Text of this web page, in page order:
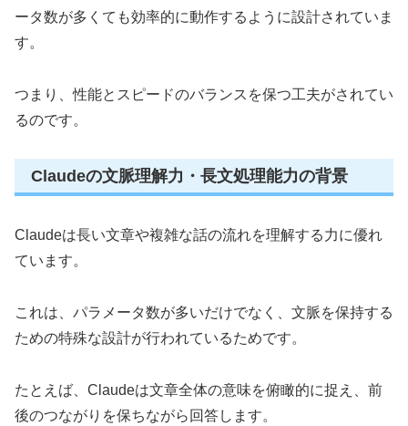
ータ数が多くても効率的に動作するように設計されていま
す。
つまり、性能とスピードのバランスを保つ工夫がされてい
るのです。
Claudeの文脈理解力・長文処理能力の背景
Claudeは長い文章や複雑な話の流れを理解する力に優れ
ています。
これは、パラメータ数が多いだけでなく、文脈を保持する
ための特殊な設計が行われているためです。
たとえば、Claudeは文章全体の意味を俯瞰的に捉え、前
後のつながりを保ちながら回答します。